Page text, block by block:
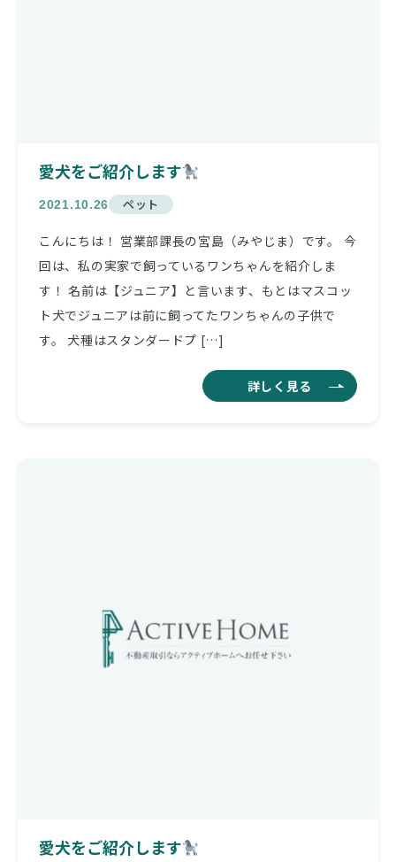
愛犬をご紹介します
2021.10.26 ペット
こんにちは！ 営業部課長の宮島（みやじま）です。 今
回は、私の実家で飼っているワンちゃんを紹介しま
す！ 名前は【ジュニア】と言います、もとはマスコッ
ト犬でジュニアは前に飼ってたワンちゃんの子供で
す。 犬種はスタンダードプ […]
詳しく見る
愛犬をご紹介します